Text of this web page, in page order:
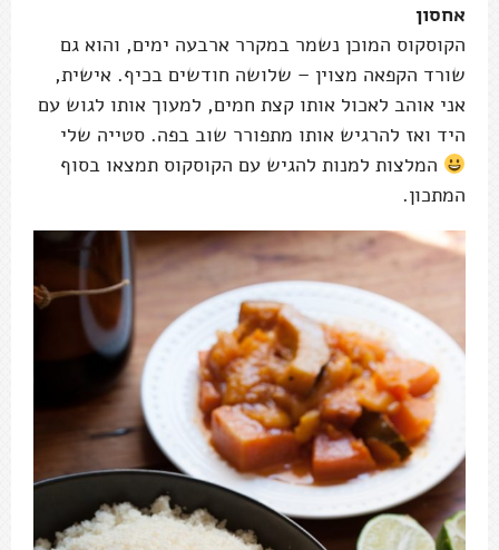
אחסון
הקוסקוס המוכן נשמר במקרר ארבעה ימים, והוא גם
שורד הקפאה מצוין – שלושה חודשים בכיף. אישית,
אני אוהב לאכול אותו קצת חמים, למעוך אותו לגוש עם
היד ואז להרגיש אותו מתפורר שוב בפה. סטייה שלי
המלצות למנות להגיש עם הקוסקוס תמצאו בסוף
המתכון.